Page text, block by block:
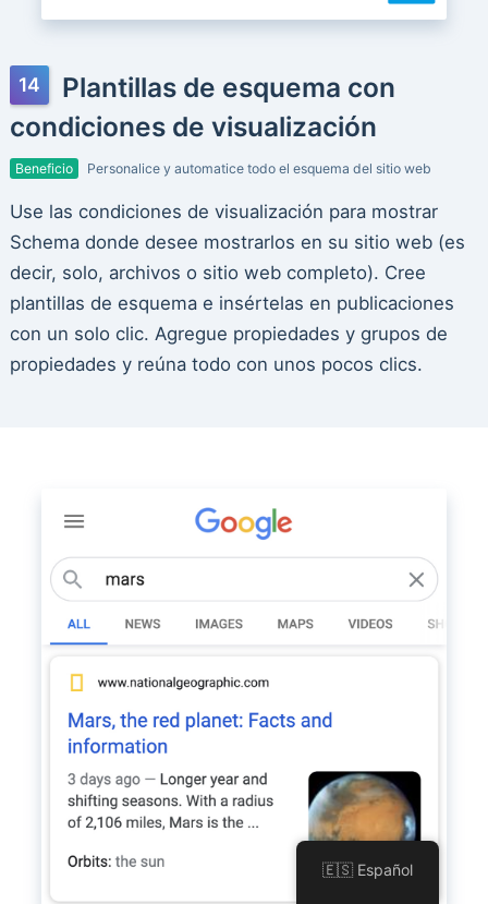
Plantillas de esquema con
condiciones de visualización
Beneficio Personalice y automatice todo el esquema del sitio web
Use las condiciones de visualización para mostrar
Schema donde desee mostrarlos en su sitio web (es
decir, solo, archivos o sitio web completo). Cree
plantillas de esquema e insértelas en publicaciones
con un solo clic. Agregue propiedades y grupos de
propiedades y reúna todo con unos pocos clics.
🇪🇸 Español